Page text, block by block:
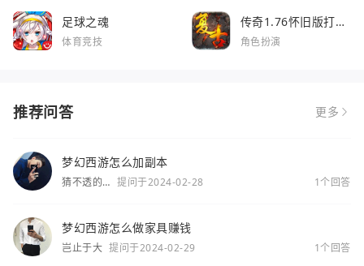
足球之魂
体育竞技
传奇1.76怀旧版打金
服
角色扮演
推荐问答 更多
梦幻西游怎么加副本
猜不透的
提问于2024-02-28 1个回答
梦幻西游怎么做家具赚钱
岂止于大 提问于2024-02-29 1个回答